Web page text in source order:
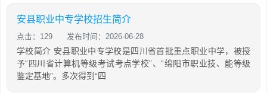
安县职业中专学校招生简介
点击：129 发布时间：2026-06-28
学校简介 安县职业中专学校是四川省首批重点职业中学，被授
予“四川省计算机等级考试考点学校”、“绵阳市职业技、能等级
鉴定基地”。多次得到“四